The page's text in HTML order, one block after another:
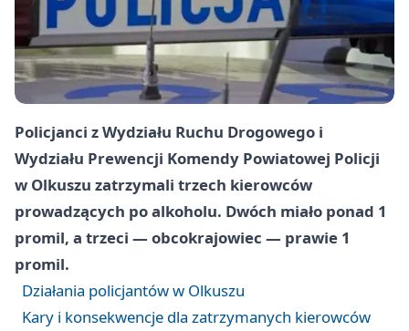
Policjanci z Wydziału Ruchu Drogowego i
Wydziału Prewencji Komendy Powiatowej Policji
w Olkuszu zatrzymali trzech kierowców
prowadzących po alkoholu. Dwóch miało ponad 1
promil, a trzeci — obcokrajowiec — prawie 1
promil.
Działania policjantów w Olkuszu
Kary i konsekwencje dla zatrzymanych kierowców